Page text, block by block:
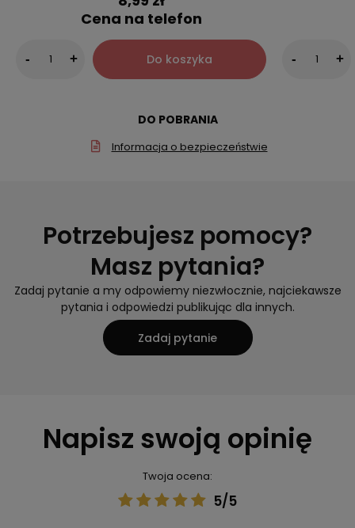
Cena na telefon
- + Do koszyka - +
DO POBRANIA
Informacja o bezpieczeństwie
Potrzebujesz pomocy?
Masz pytania?
Zadaj pytanie a my odpowiemy niezwłocznie, najciekawsze
pytania i odpowiedzi publikując dla innych.
Zadaj pytanie
Napisz swoją opinię
Twoja ocena:
5/5